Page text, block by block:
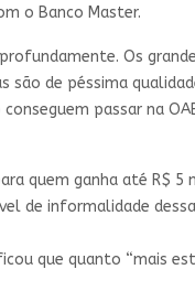
o Banco Master.
Os
de péssima
passar na
quem ganha até R$
de informalidade
que quanto “mais